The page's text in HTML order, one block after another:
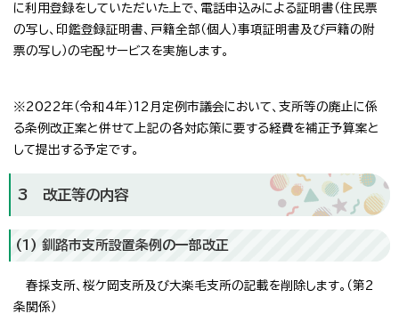
に利用登録をしていただいた上で、電話申込みによる証明書（住民票
の写し、印鑑登録証明書、戸籍全部（個人）事項証明書及び戸籍の附
票の写し）の宅配サービスを実施します。
※2022年（令和4年）12月定例市議会において、支所等の廃止に係
る条例改正案と併せて上記の各対応策に要する経費を補正予算案と
して提出する予定です。
3 改正等の内容
(1) 釧路市支所設置条例の一部改正
春採支所、桜ケ岡支所及び大楽毛支所の記載を削除します。（第2
条関係）